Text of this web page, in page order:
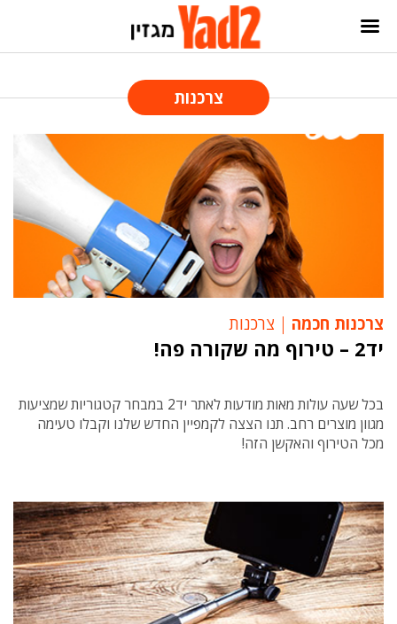
צרכנות
צרכנות חכמה צרכנות
יד2 – טירוף מה שקורה פה!
בכל שעה עולות מאות מודעות לאתר יד2 במבחר קטגוריות שמציעות
מגוון מוצרים רחב. תנו הצצה לקמפיין החדש שלנו וקבלו טעימה
מכל הטירוף והאקשן הזה!